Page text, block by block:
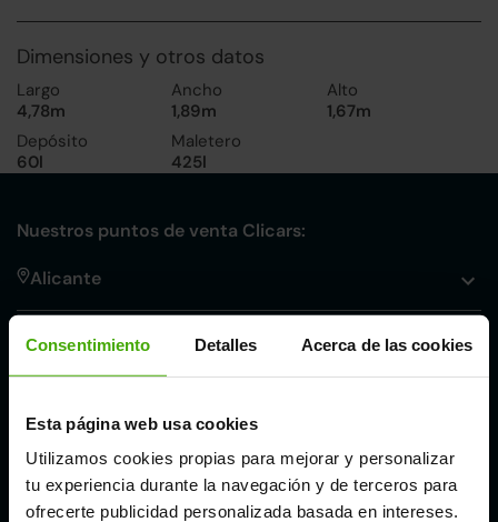
Consentimiento Detalles Acerca de las cookies
Esta página web usa cookies
Utilizamos cookies propias para mejorar y personalizar
tu experiencia durante la navegación y de terceros para
ofrecerte publicidad personalizada basada en intereses.
Dimensiones y otros datos
Largo
4,78m
Ancho
1,89m
Alto
1,67m
Depósito
60l
Maletero
425l
Nuestros puntos de venta Clicars:
Alicante
Córdoba
Madrid
Málaga